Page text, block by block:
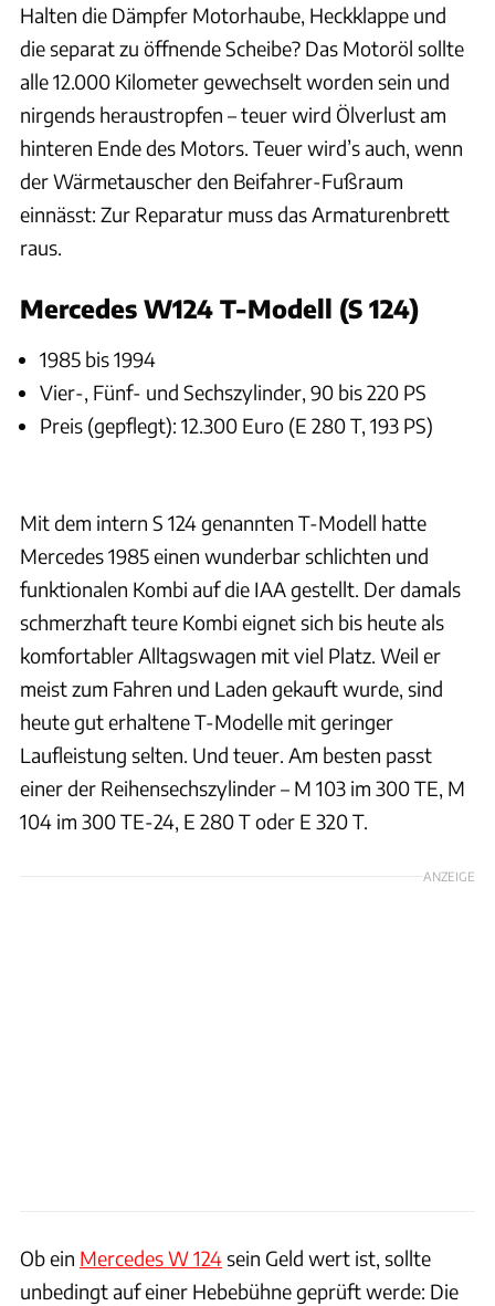
Halten die Dämpfer Motorhaube, Heckklappe und
die separat zu öffnende Scheibe? Das Motoröl sollte
alle 12.000 Kilometer gewechselt worden sein und
nirgends heraustropfen – teuer wird Ölverlust am
hinteren Ende des Motors. Teuer wird’s auch, wenn
der Wärmetauscher den Beifahrer-Fußraum
einnässt: Zur Reparatur muss das Armaturenbrett
raus.
Mercedes W124 T-Modell (S 124)
1985 bis 1994
Vier-, Fünf- und Sechszylinder, 90 bis 220 PS
Preis (gepflegt): 12.300 Euro (E 280 T, 193 PS)
Mit dem intern S 124 genannten T-Modell hatte
Mercedes 1985 einen wunderbar schlichten und
funktionalen Kombi auf die IAA gestellt. Der damals
schmerzhaft teure Kombi eignet sich bis heute als
komfortabler Alltagswagen mit viel Platz. Weil er
meist zum Fahren und Laden gekauft wurde, sind
heute gut erhaltene T-Modelle mit geringer
Laufleistung selten. Und teuer. Am besten passt
einer der Reihensechszylinder – M 103 im 300 TE, M
104 im 300 TE-24, E 280 T oder E 320 T.
ANZEIGE
Ob ein Mercedes W 124sein Geld wert ist, sollte
unbedingt auf einer Hebebühne geprüft werde: Die